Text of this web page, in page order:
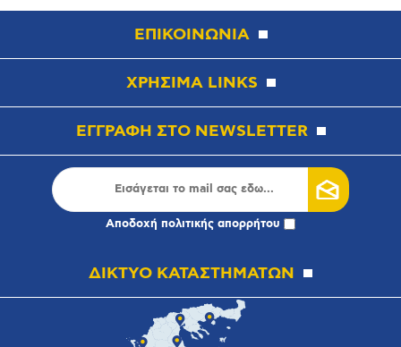
ΕΠΙΚΟΙΝΩΝΙΑ
ΧΡΗΣΙΜΑ LINKS
ΕΓΓΡΑΦΗ ΣΤΟ NEWSLETTER
Αποδοχή πολιτικής απορρήτου
ΔΙΚΤΥΟ ΚΑΤΑΣΤΗΜΑΤΩΝ